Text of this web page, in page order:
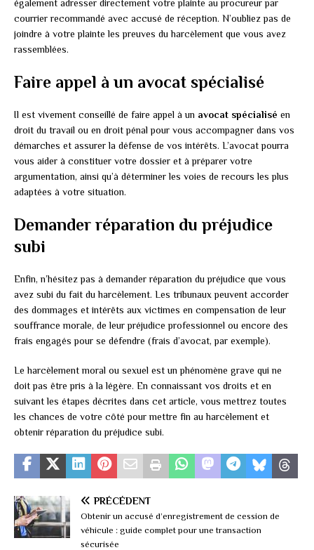
également adresser directement votre plainte au procureur par
courrier recommandé avec accusé de réception. N’oubliez pas de
joindre à votre plainte les preuves du harcèlement que vous avez
rassemblées.
Faire appel à un avocat spécialisé
Il est vivement conseillé de faire appel à un avocat spécialisé en
droit du travail ou en droit pénal pour vous accompagner dans vos
démarches et assurer la défense de vos intérêts. L’avocat pourra
vous aider à constituer votre dossier et à préparer votre
argumentation, ainsi qu’à déterminer les voies de recours les plus
adaptées à votre situation.
Demander réparation du préjudice
subi
Enfin, n’hésitez pas à demander réparation du préjudice que vous
avez subi du fait du harcèlement. Les tribunaux peuvent accorder
des dommages et intérêts aux victimes en compensation de leur
souffrance morale, de leur préjudice professionnel ou encore des
frais engagés pour se défendre (frais d’avocat, par exemple).
Le harcèlement moral ou sexuel est un phénomène grave qui ne
doit pas être pris à la légère. En connaissant vos droits et en
suivant les étapes décrites dans cet article, vous mettrez toutes
les chances de votre côté pour mettre fin au harcèlement et
obtenir réparation du préjudice subi.
PRÉCÉDENT
Obtenir un accusé d’enregistrement de cession de
véhicule : guide complet pour une transaction
sécurisée